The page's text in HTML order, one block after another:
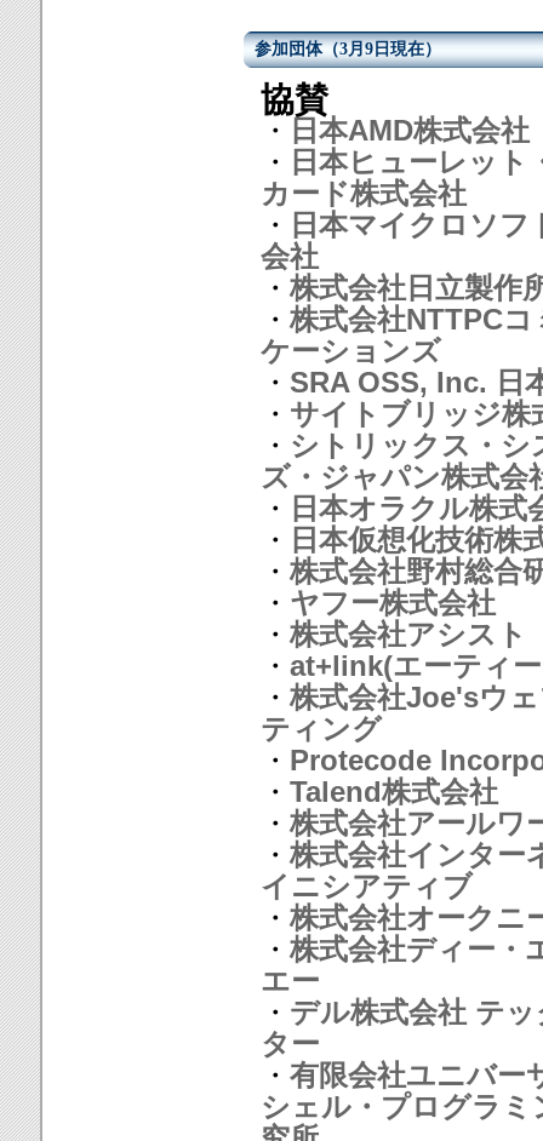
参加団体（3月9日現在）
協賛
・ 日本AMD株式会社
・ 日本ヒューレット
カード株式会社
・ 日本マイクロソフ
会社
・ 株式会社日立製作
・ 株式会社NTTPCコ
ケーションズ
・ SRA OSS, Inc. 日
・ サイトブリッジ株
・ シトリックス・シ
ズ・ジャパン株式会
・ 日本オラクル株式
・ 日本仮想化技術株
・ 株式会社野村総合
・ ヤフー株式会社
・ 株式会社アシスト
・ at+link(エーティ
・ 株式会社Joe'sウ
ティング
・ Protecode
・ Talend株式会社
・ 株式会社アールワ
・ 株式会社インター
イニシアティブ
・ 株式会社オークニ
・ 株式会社ディー・
エー
・ デル株式会社 テ
ター
・ 有限会社ユニバー
シェル・プログラミ